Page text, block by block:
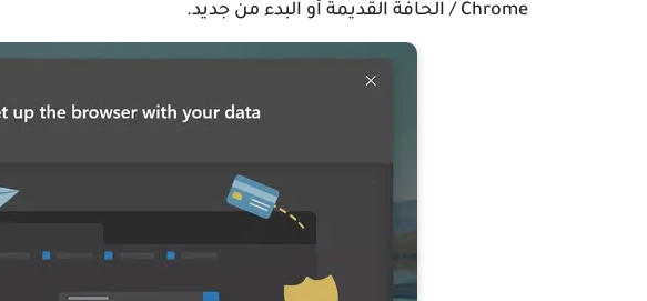
Chrome / الحافة القديمة أو البدء من جديد.